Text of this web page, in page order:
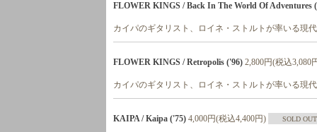
FLOWER KINGS / Back In The World Of Adventures
カイパのギタリスト、ロイネ・ストルトが率いる現
FLOWER KINGS / Retropolis ('96) 2,800円(税込3,080
カイパのギタリスト、ロイネ・ストルトが率いる現
KAIPA / Kaipa ('75) 4,000円(税込4,400円) SOLD OUT